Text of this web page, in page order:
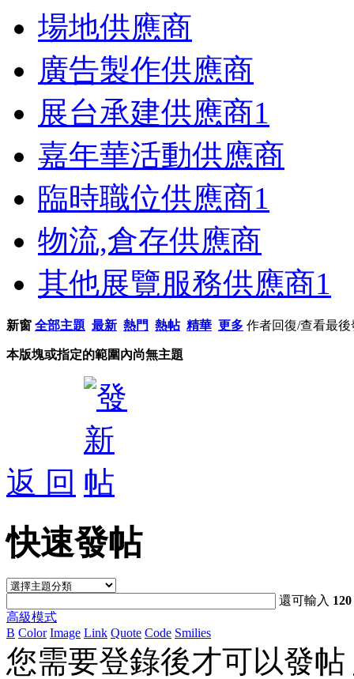
場地供應商
廣告製作供應商
展台承建供應商1
嘉年華活動供應商
臨時職位供應商1
物流,倉存供應商
其他展覽服務供應商1
新窗 全部主題 最新 熱門 熱帖 精華 更多 作者回復/查看最後
本版塊或指定的範圍內尚無主題
返 回
快速發帖
還可輸入 120
高級模式
B Color Image Link Quote Code Smilies
您需要登錄後才可以發帖